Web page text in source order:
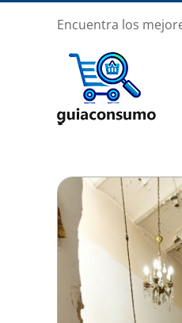
Encuentra los
Ver
imagen
más